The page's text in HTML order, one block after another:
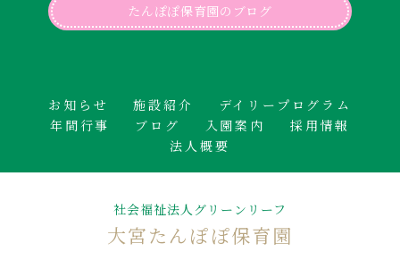
たんぽぽ保育園のブログ
お知らせ 施設紹介
デイリープログラム
年間行事
ブログ 入園案内
採用情報
法人概要
社会福祉法人グリーンリーフ
大宮たんぽぽ保育園